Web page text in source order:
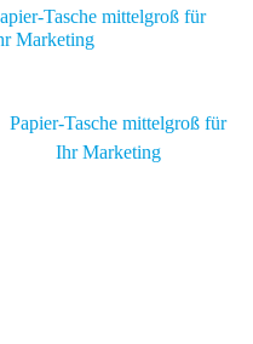
Tasche mittelgroß für
Marketing